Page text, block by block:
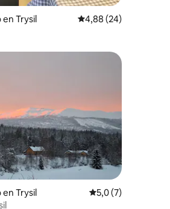
Trysil Calificación
4,88 (24)
Trysil Calificación
5,0 (7)